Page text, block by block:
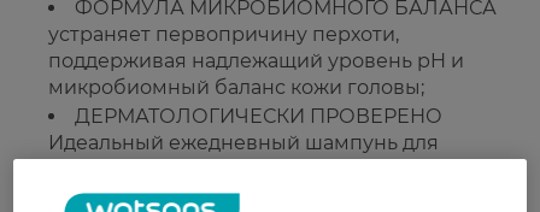
ФОРМУЛА МИКРОБИОМНОГО БАЛАНСА
устраняет первопричину перхоти,
поддерживая надлежащий уровень pH и
микробиомный баланс кожи головы;
ДЕРМАТОЛОГИЧЕСКИ ПРОВЕРЕНО
Идеальный ежедневный шампунь для
кожи головы;